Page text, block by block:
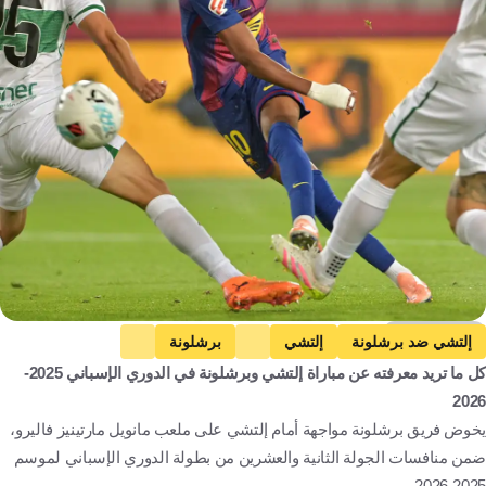
Getty Images
إلتشي ضد برشلونة إلتشي
برشلونة
الدوري الإسباني
إسبانيا كرة قدم
كل ما تريد معرفته عن مباراة إلتشي وبرشلونة في الدوري الإسباني 2025-
2026
يخوض فريق برشلونة مواجهة أمام إلتشي على ملعب مانويل مارتينيز فاليرو،
ضمن منافسات الجولة الثانية والعشرين من بطولة الدوري الإسباني لموسم